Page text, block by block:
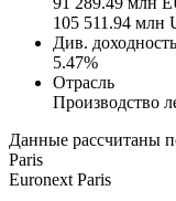
105 511.94 млн
Див.
5.47%
Отрасль
Производство
Данные рассчитаны
Paris
Euronext Paris